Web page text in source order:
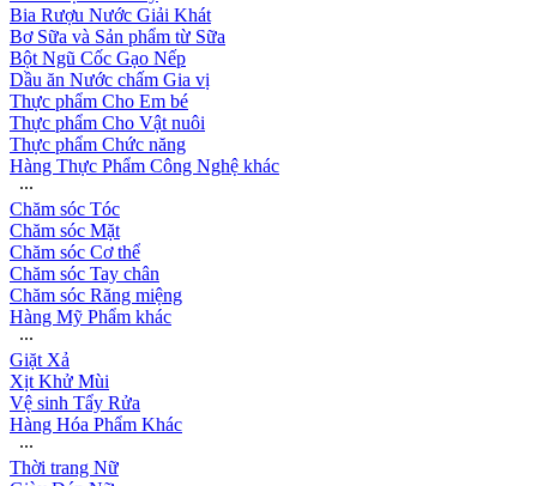
Bia Rượu Nước Giải Khát
Bơ Sữa và Sản phẩm từ Sữa
Bột Ngũ Cốc Gạo Nếp
Dầu ăn Nước chấm Gia vị
Thực phẩm Cho Em bé
Thực phẩm Cho Vật nuôi
Thực phẩm Chức năng
Hàng Thực Phẩm Công Nghệ khác
∙∙∙
Chăm sóc Tóc
Chăm sóc Mặt
Chăm sóc Cơ thể
Chăm sóc Tay chân
Chăm sóc Răng miệng
Hàng Mỹ Phẩm khác
∙∙∙
Giặt Xả
Xịt Khử Mùi
Vệ sinh Tẩy Rửa
Hàng Hóa Phẩm Khác
∙∙∙
Thời trang Nữ